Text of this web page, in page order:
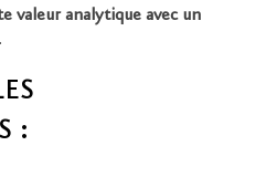
valeur analytique avec un
.
: